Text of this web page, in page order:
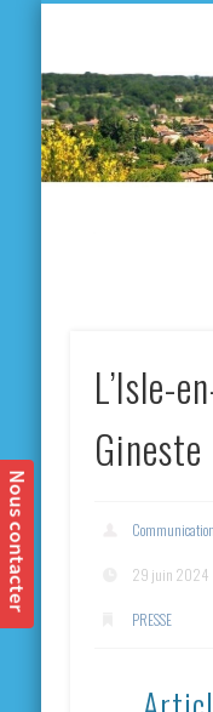
L’Isle-
Communication
29 juin 2024
PRESSE